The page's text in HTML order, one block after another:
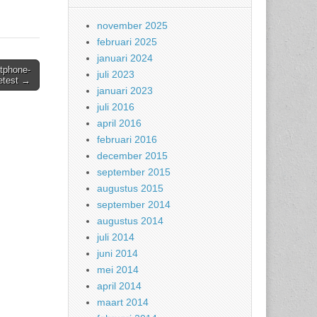
→
november 2025
februari 2025
januari 2024
juli 2023
januari 2023
juli 2016
april 2016
februari 2016
december 2015
september 2015
augustus 2015
september 2014
augustus 2014
juli 2014
juni 2014
mei 2014
april 2014
maart 2014